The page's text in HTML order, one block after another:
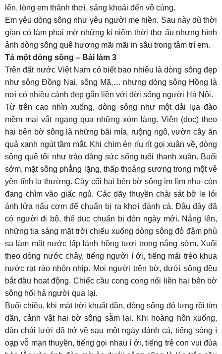
lên, lòng em thảnh thơi, sảng khoái đến vô cùng.
Em yêu dòng sông như yêu người mẹ hiền. Sau này dù thời
gian có làm phai mờ những kỉ niệm thời thơ ấu nhưng hình
ảnh dòng sông quê hương mãi mãi in sâu trong tâm trí em.
Tả một dòng sông – Bài làm 3
Trên đất nước Việt Nam có biết bao nhiêu là dòng sông đẹp
như sông Đồng Nai, sông Mã,… nhưng dòng sông Hồng là
nơi có nhiều cảnh đẹp gắn liền với đời sống người Hà Nội.
Từ trên cao nhìn xuống, dòng sông như một dải lụa đào
mềm mại vắt ngang qua những xóm làng. Viền (dọc) theo
hai bên bờ sông là những bãi mía, ruộng ngô, vườn cây ăn
quả xanh ngút tầm mắt. Khi chim én ríu rít gọi xuân về, dòng
sông quê tôi như trào dâng sức sống tuổi thanh xuân. Buổi
sớm, mặt sông phẳng lặng, thấp thoáng sương trong một vẻ
yên tĩnh lạ thường. Cây cối hai bên bờ sông im lìm như còn
đang chìm vào giấc ngủ. Các dãy thuyền chài sát bờ le lói
ánh lửa nấu cơm để chuẩn bị ra khơi đánh cá. Đâu đây đã
có người đi bộ, thể dục chuẩn bị đón ngày mới. Nắng lên,
những tia sáng mặt trời chiếu xuống dòng sông đỏ đậm phù
sa làm mặt nước lấp lánh hồng tươi trong nắng sớm. Xuôi
theo dòng nước chảy, tiếng người í ới, tiếng mái trèo khua
nước rạt rào nhộn nhịp. Mọi người trên bờ, dưới sông đều
bắt đầu hoạt động. Chiếc cầu cong cong nối liền hai bên bờ
sông hối hả người qua lại.
Buổi chiều, khi mặt trời khuất dần, dòng sông đỏ lựng rồi tím
dần, cảnh vật hai bờ sông sẫm lại. Khi hoàng hôn xuống,
dân chài lưới đã trở về sau một ngày đánh cá, tiếng sóng ì
oạp vỗ mạn thuyền, tiếng gọi nhau í ới, tiếng trẻ con vui đùa